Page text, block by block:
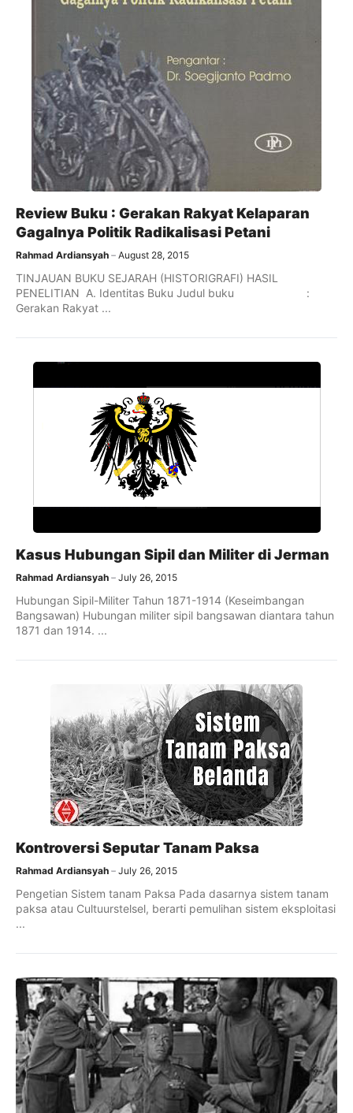
Review Buku : Gerakan Rakyat Kelaparan
Gagalnya Politik Radikalisasi Petani
Rahmad Ardiansyah August 28, 2015
TINJAUAN BUKU SEJARAH (HISTORIGRAFI) HASIL
PENELITIAN A. Identitas Buku Judul buku :
Gerakan Rakyat ...
Kasus Hubungan Sipil dan Militer di Jerman
Rahmad Ardiansyah July 26, 2015
Hubungan Sipil-Militer Tahun 1871-1914 (Keseimbangan
Bangsawan) Hubungan militer sipil bangsawan diantara tahun
1871 dan 1914. ...
Kontroversi Seputar Tanam Paksa
Rahmad Ardiansyah July 26, 2015
Pengetian Sistem tanam Paksa Pada dasarnya sistem tanam
paksa atau Cultuurstelsel, berarti pemulihan sistem eksploitasi
...